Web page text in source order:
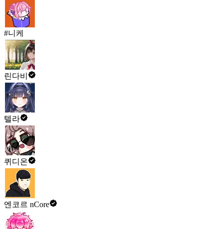
#니케
린다비
텔라
퀴디온
엔코르 nCore